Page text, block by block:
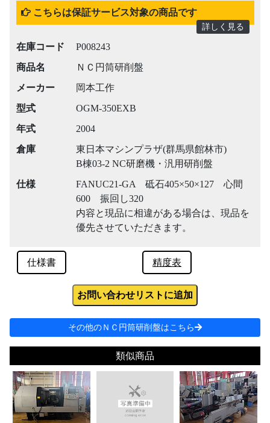
こちらは保証サービス対象の商品です
詳しく見る
在庫コード
P008243
商品名
ＮＣ円筒研削盤
メーカー
岡本工作
型式
OGM-350EXB
年式
2004
倉庫
東日本マシンプラザ(群馬県館林市)
B棟03-2 NC研磨機・汎用研削盤
仕様
FANUC21-GA 砥石405×50×127 心間
600 振回し320
内容と現品に相違がある場合は、現品を
優先させていただきます。
仕様書 精度表
お問い合わせリストに追加
その他のＮＣ円筒研削盤はこちら
類似商品